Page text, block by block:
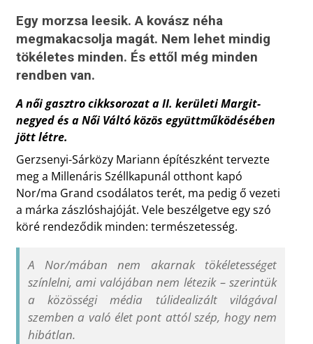
Egy morzsa leesik. A kovász néha
megmakacsolja magát. Nem lehet mindig
tökéletes minden. És ettől még minden
rendben van.
A női gasztro cikksorozat a II. kerületi Margit-
negyed és a Női Váltó közös együttműködésében
jött létre.
Gerzsenyi-Sárközy Mariann építészként tervezte
meg a Millenáris Széllkapunál otthont kapó
Nor/ma Grand csodálatos terét, ma pedig ő vezeti
a márka zászlóshajóját. Vele beszélgetve egy szó
köré rendeződik minden: természetesség.
A Nor/mában nem akarnak tökéletességet
színlelni, ami valójában nem létezik – szerintük
a közösségi média túlidealizált világával
szemben a való élet pont attól szép, hogy nem
hibátlan.